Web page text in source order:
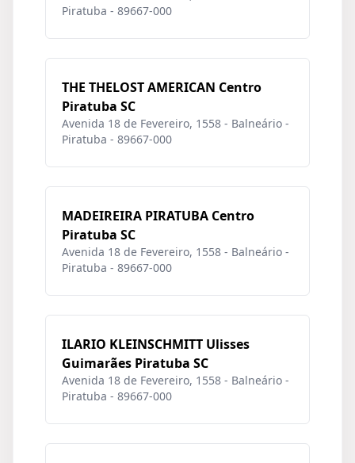
Piratuba - 89667-000
THE THELOST AMERICAN Centro
Piratuba SC
Avenida 18 de Fevereiro, 1558 - Balneário -
Piratuba - 89667-000
MADEIREIRA PIRATUBA Centro
Piratuba SC
Avenida 18 de Fevereiro, 1558 - Balneário -
Piratuba - 89667-000
ILARIO KLEINSCHMITT Ulisses
Guimarães Piratuba SC
Avenida 18 de Fevereiro, 1558 - Balneário -
Piratuba - 89667-000